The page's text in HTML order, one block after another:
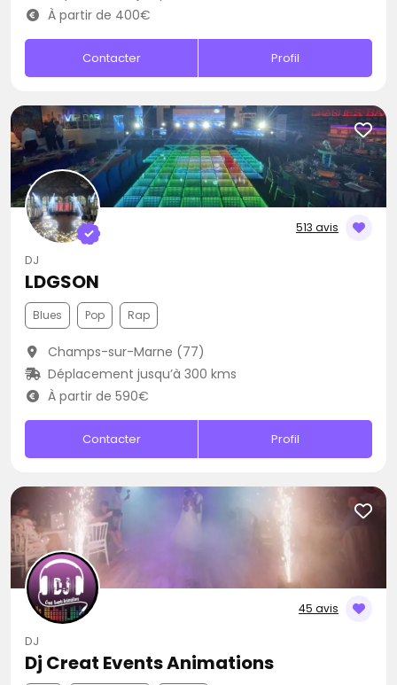
À partir de 400€
Contacter Profil
513 avis
DJ
LDGSON
Blues Pop Rap
Champs-sur-Marne (77)
Déplacement jusqu’à 300 kms
À partir de 590€
Contacter Profil
45 avis
DJ
Dj Creat Events Animations